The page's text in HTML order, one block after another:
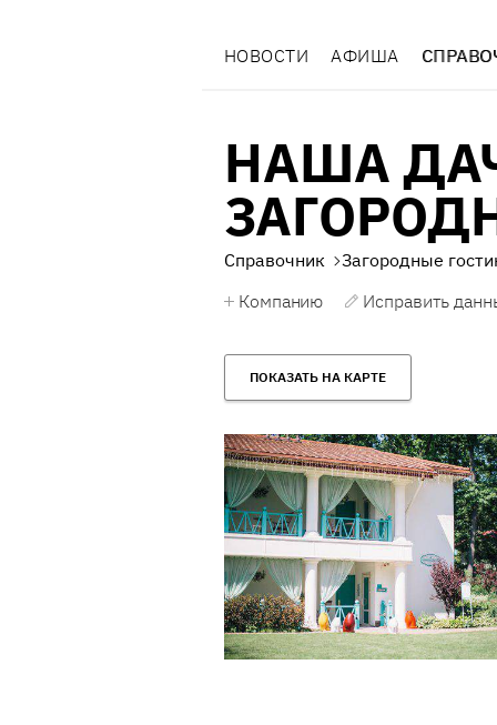
НОВОСТИ АФИША
НАША
Справочник
Загородные
Компанию
Исправить
ПОКАЗАТЬ НА КАРТЕ